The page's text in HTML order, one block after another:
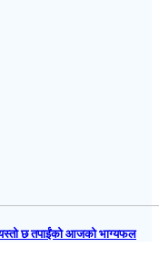
छ तपाईंको आजको भाग्यफल